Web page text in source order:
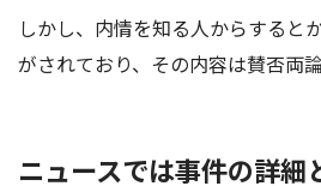
しかし、内情を知る人からすると
がされており、その内容は賛否両
ニュースでは事件の詳細